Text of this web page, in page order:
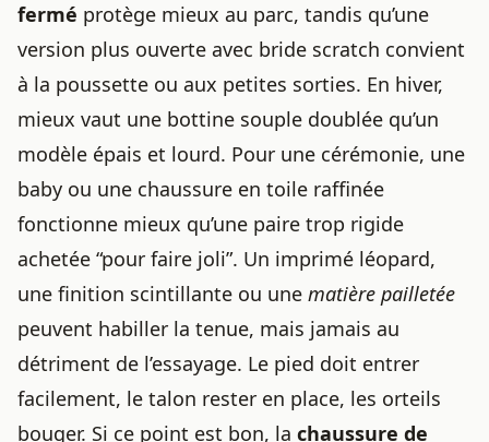
fermé protège mieux au parc, tandis qu’une
version plus ouverte avec bride scratch convient
à la poussette ou aux petites sorties. En hiver,
mieux vaut une bottine souple doublée qu’un
modèle épais et lourd. Pour une cérémonie, une
baby ou une chaussure en toile raffinée
fonctionne mieux qu’une paire trop rigide
achetée “pour faire joli”. Un imprimé léopard,
une finition scintillante ou une matière pailletée
peuvent habiller la tenue, mais jamais au
détriment de l’essayage. Le pied doit entrer
facilement, le talon rester en place, les orteils
bouger. Si ce point est bon, la chaussure de